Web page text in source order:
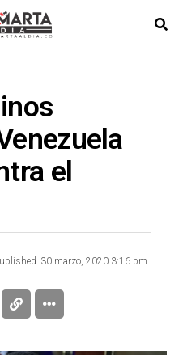
el
30 marzo, 2020 3:16 pm